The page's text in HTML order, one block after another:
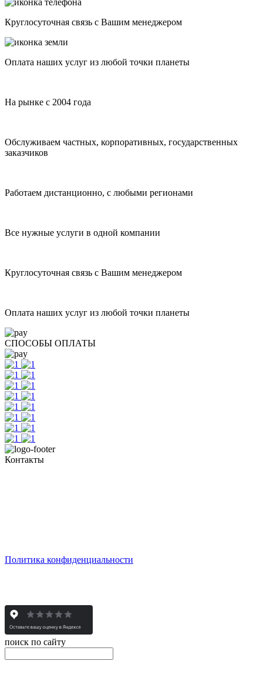
Круглосуточная связь с Вашим менеджером
Оплата наших услуг из любой точки планеты
На рынке с 2004 года
Обслуживаем частных, корпоративных, государственных
заказчиков
Работаем дистанционно, с любыми регионами
Все нужные услуги в одной компании
Круглосуточная связь с Вашим менеджером
Оплата наших услуг из любой точки планеты
СПОСОБЫ ОПЛАТЫ
Контакты
Политика конфиденциальности
поиск по сайту